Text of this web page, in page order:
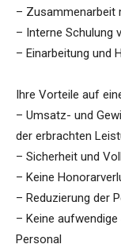
– Zusammenarbeit
– Interne Schulung
– Einarbeitung und
Ihre Vorteile auf
– Umsatz- und
der erbrachten
– Sicherheit und
– Keine
– Reduzierung der
– Keine
Personal